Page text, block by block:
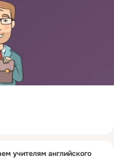
учителям английского